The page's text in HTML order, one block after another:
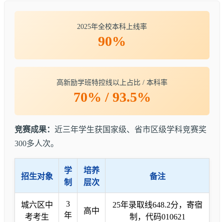
2025年全校本科上线率
90%
高新励学班特控线以上占比 / 本科率
70% / 93.5%
竞赛成果： 近三年学生获国家级、省市区级学科竞赛奖
300多人次。
招生对象
学
制
培养
层次
备注
城六区中
考考生
3
年
高中
25年录取线648.2分，寄宿
制，代码010621